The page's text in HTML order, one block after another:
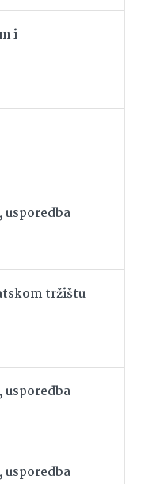
i
tržištu